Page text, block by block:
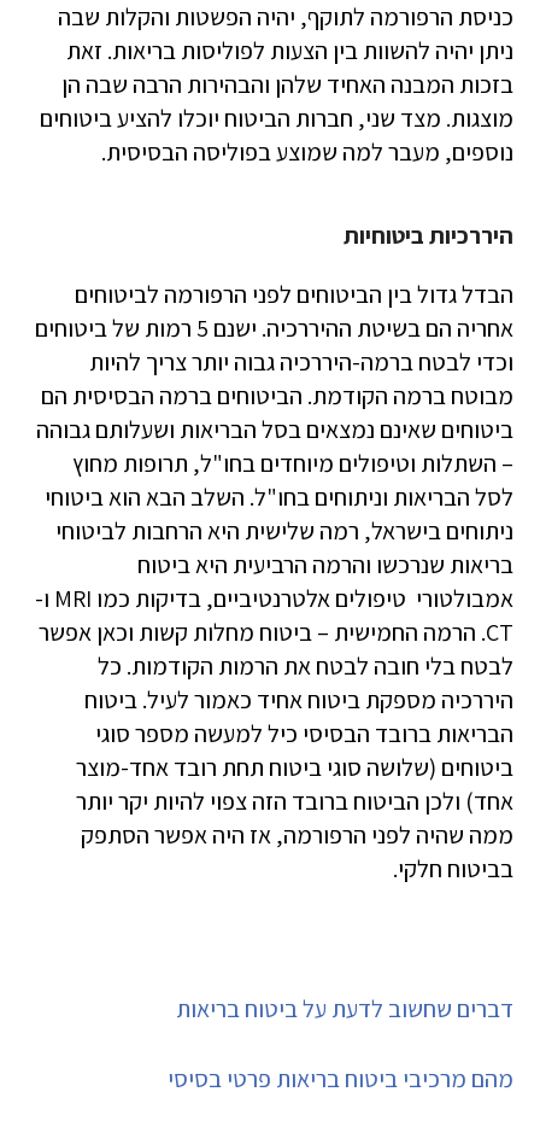
כניסת הרפורמה לתוקף, יהיה הפשטות והקלות שבה
ניתן יהיה להשוות בין הצעות לפוליסות בריאות. זאת
בזכות המבנה האחיד שלהן והבהירות הרבה שבה הן
מוצגות. מצד שני, חברות הביטוח יוכלו להציע ביטוחים
נוספים, מעבר למה שמוצע בפוליסה הבסיסית.
היררכיות ביטוחיות
הבדל גדול בין הביטוחים לפני הרפורמה לביטוחים
אחריה הם בשיטת ההיררכיה. ישנם 5 רמות של ביטוחים
וכדי לבטח ברמה-היררכיה גבוה יותר צריך להיות
מבוטח ברמה הקודמת. הביטוחים ברמה הבסיסית הם
ביטוחים שאינם נמצאים בסל הבריאות ושעלותם גבוהה
– השתלות וטיפולים מיוחדים בחו"ל, תרופות מחוץ
לסל הבריאות וניתוחים בחו"ל. השלב הבא הוא ביטוחי
ניתוחים בישראל, רמה שלישית היא הרחבות לביטוחי
בריאות שנרכשו והרמה הרביעית היא ביטוח
אמבולטורי טיפולים אלטרנטיביים, בדיקות כמו MRI ו-
CT. הרמה החמישית – ביטוח מחלות קשות וכאן אפשר
לבטח בלי חובה לבטח את הרמות הקודמות. כל
היררכיה מספקת ביטוח אחיד כאמור לעיל.ביטוח
הבריאות ברובד הבסיסי כיל למעשה מספר סוגי
ביטוחים (שלושה סוגי ביטוח תחת רובד אחד-מוצר
אחד) ולכן הביטוח ברובד הזה צפוי להיות יקר יותר
ממה שהיה לפני הרפורמה, אז היה אפשר הסתפק
בביטוח חלקי.
דברים שחשוב לדעת על ביטוח בריאות
מהם מרכיבי ביטוח בריאות פרטי בסיסי